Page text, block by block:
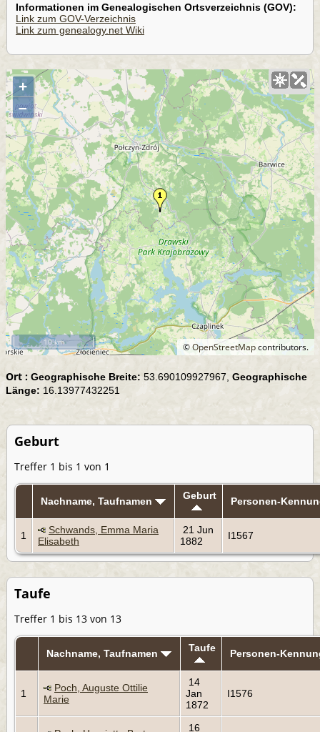
Informationen im Genealogischen Ortsverzeichnis (GOV):
Link zum GOV-Verzeichnis
Link zum genealogy.net Wiki
+
–
©OpenStreetMapcontributors.
10 km
Ort : Geographische Breite: 53.690109927967, Geographische
Länge: 16.13977432251
Geburt
Treffer 1 bis 1 von 1
Nachname, Taufnamen Geburt Personen-
1
Schwands, Emma Maria
Elisabeth
21 Jun
1882
I1567
Taufe
Treffer 1 bis 13 von 13
Nachname, Taufnamen Taufe Personen-
1
Poch, Auguste Ottilie
Marie
14
Jan
1872
I1576
16